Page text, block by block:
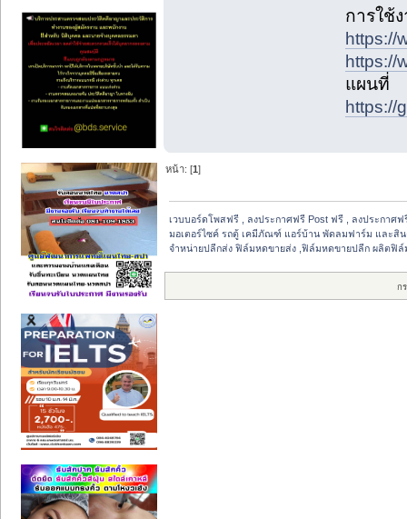
การใช้
https://
https://
แผนที่
https://
หน้า: [1]
เวบบอร์ดโพสฟรี , ลงประกาศฟรี Post ฟรี , ลงประกาศ
มอเตอร์ไซค์ รถตู้ เคมีภัณฑ์ แอร์บ้าน พัดลมฟาร์ม และสิน
จำหน่ายปลีกส่ง ฟิล์มหดขายส่ง ,ฟิล์มหดขายปลีก ผลิตฟิล์
ก